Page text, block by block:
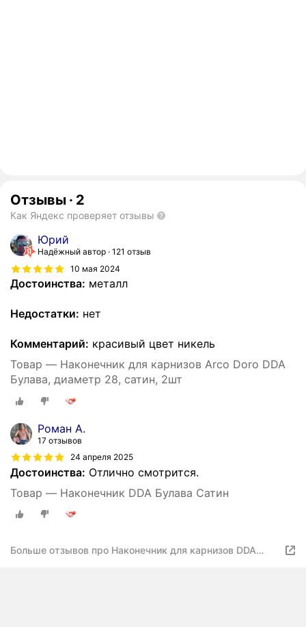
Отзывы · 2
Как Яндекс проверяет отзывы
Юрий
Надёжный автор 121 отзыв
10 мая 2024
Достоинства: металл
Недостатки: нет
Комментарий: красивый цвет никель
Товар — Наконечник для карнизов Arco Doro DDA
Булава, диаметр 28, сатин, 2шт
Роман А.
17 отзывов
24 апреля 2025
Достоинства: Отлично смотрится.
Товар — Наконечник DDA Булава Сатин
Больше отзывов про Наконечник для карнизов DDA